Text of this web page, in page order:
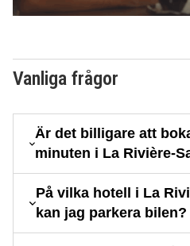
Vanliga frågor
Är det billigare att
minuten i La Rivière-
På vilka hotell i La
kan jag parkera bilen?